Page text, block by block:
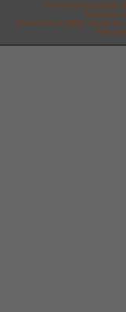
Powered by phpBB
Deutsche
Chronicles phpBB2 theme by
With